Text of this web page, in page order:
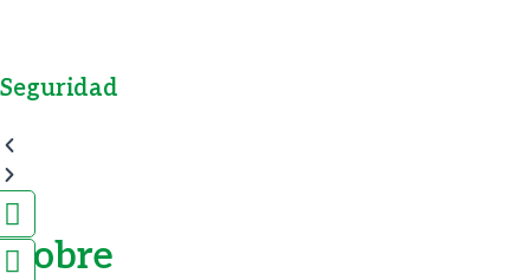
Seguridad
Sobre
Facebook
Instagram